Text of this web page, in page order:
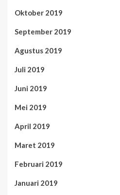
Oktober 2019
September 2019
Agustus 2019
Juli 2019
Juni 2019
Mei 2019
April 2019
Maret 2019
Februari 2019
Januari 2019